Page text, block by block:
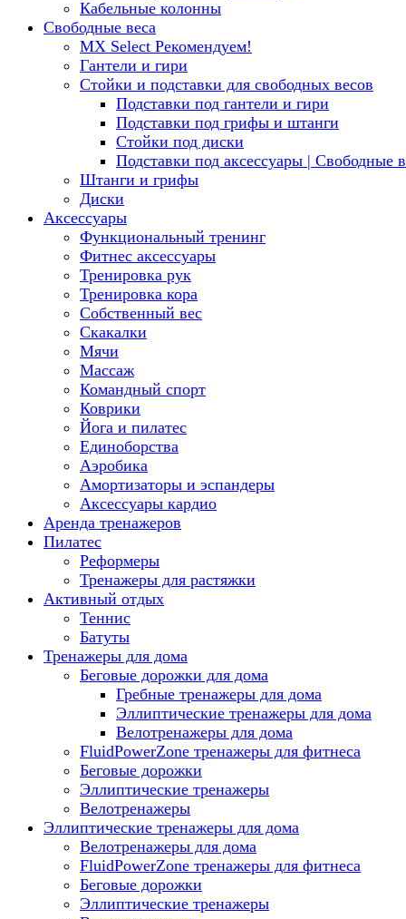
Кабельные колонны
Свободные веса
MX Select Рекомендуем!
Гантели и гири
Стойки и подставки для свободных весов
Подставки под гантели и гири
Подставки под грифы и штанги
Стойки под диски
Подставки под аксессуары | Свободные
Штанги и грифы
Диски
Аксессуары
Функциональный тренинг
Фитнес аксессуары
Тренировка рук
Тренировка кора
Собственный вес
Скакалки
Мячи
Массаж
Командный спорт
Коврики
Йога и пилатес
Единоборства
Аэробика
Амортизаторы и эспандеры
Аксессуары кардио
Аренда тренажеров
Пилатес
Реформеры
Тренажеры для растяжки
Активный отдых
Теннис
Батуты
Тренажеры для дома
Беговые дорожки для дома
Гребные тренажеры для дома
Эллиптические тренажеры для дома
Велотренажеры для дома
FluidPowerZone тренажеры для фитнеса
Беговые дорожки
Эллиптические тренажеры
Велотренажеры
Эллиптические тренажеры для дома
Велотренажеры для дома
FluidPowerZone тренажеры для фитнеса
Беговые дорожки
Эллиптические тренажеры